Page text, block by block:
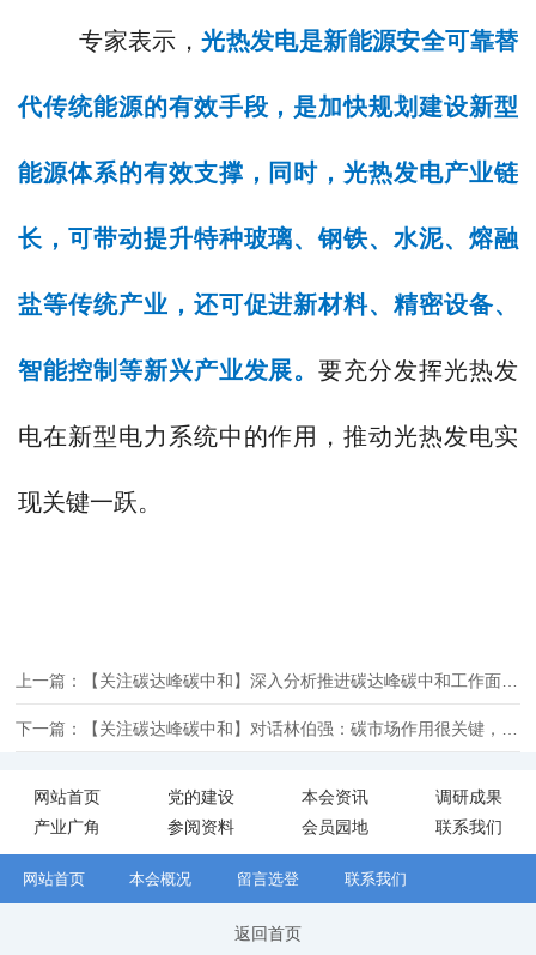
专家表示，光热发电是新能源安全可靠替
代传统能源的有效手段，是加快规划建设新型
能源体系的有效支撑，同时，光热发电产业链
长，可带动提升特种玻璃、钢铁、水泥、熔融
盐等传统产业，还可促进新材料、精密设备、
智能控制等新兴产业发展。要充分发挥光热发
电在新型电力系统中的作用，推动光热发电实
现关键一跃。
网站首页 党的建设 本会资讯
调研成果
产业广角
参阅资料 会员园地 联系我们
网站首页 本会概况 留言选登 联系我们
返回首页